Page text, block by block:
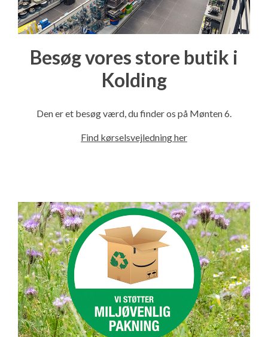
Besøg vores store butik i
Kolding
Den er et besøg værd, du finder os på Mønten 6.
Find kørselsvejledning her